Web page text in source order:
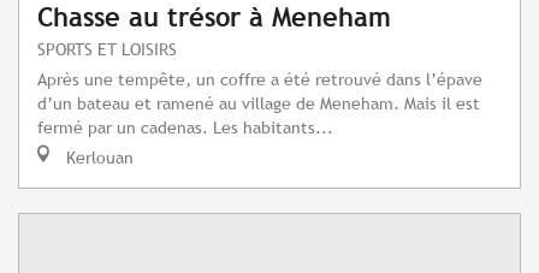
Chasse au trésor à Meneham
SPORTS ET LOISIRS
Après une tempête, un coffre a été retrouvé dans l’épave
d’un bateau et ramené au village de Meneham. Mais il est
fermé par un cadenas. Les habitants...
Kerlouan